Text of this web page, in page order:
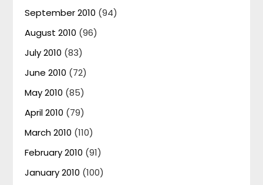
September 2010 (94)
August 2010 (96)
July 2010 (83)
June 2010 (72)
May 2010 (85)
April 2010 (79)
March 2010 (110)
February 2010 (91)
January 2010 (100)